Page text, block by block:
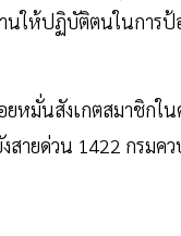
ให้ปฏิบัติตนในการป้
หมั่นสังเกตสมาชิกใ
ายด่วน 1422 กรม